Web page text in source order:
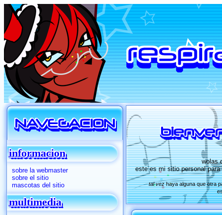
NAVEGACION
informacion
sobre la webmaster
sobre el sitio
mascotas del sitio
multimedia
wolas
este es mi sitio personal
tal vezhaya alguna que otra